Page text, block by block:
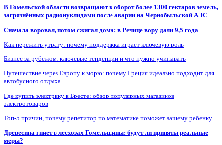
В Гомельской области возвращают в оборот более 1300 гектаров земель,
загрязнённых радионуклидами после аварии на Чернобыльской АЭС
Сначала воровал, потом сжигал дома: в Речице вору дали 9,5 года
Как пережить утрату: почему поддержка играет ключевую роль
Бизнес за рубежом: ключевые тенденции и что нужно учитывать
Путешествие через Европу к морю: почему Греция идеально подходит для
автобусного отдыха
Где купить электрику в Бресте: обзор популярных магазинов
электротоваров
Топ-5 причин, почему репетитор по математике поможет вашему ребенку
Древесина гниет в лесхозах Гомельщины: будут ли приняты реальные
меры?